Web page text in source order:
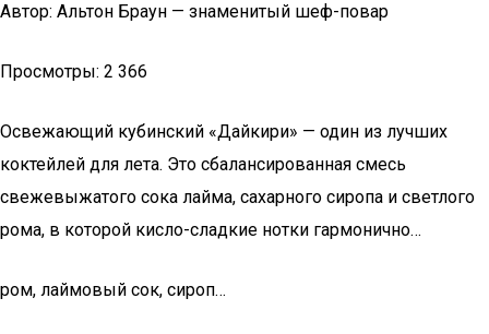
Автор: Альтон Браун — знаменитый шеф-повар
Просмотры: 2 366
Освежающий кубинский «Дайкири» — один из лучших
коктейлей для лета. Это сбалансированная смесь
свежевыжатого сока лайма, сахарного сиропа и светлого
рома, в которой кисло-сладкие нотки гармонично…
ром, лаймовый сок, сироп…